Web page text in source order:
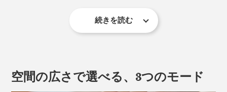
家はもちろん、お店やオフィスなど、広めの空間を香ら
せるのにも適しています。
が増える心配もナシ。お気に入りのアロマオイルそのま
まの香りを楽しめます。
必然的に、電源は充電式のコードレス。リビング、書
続きを読む
空間の広さで選べる、3つのモード